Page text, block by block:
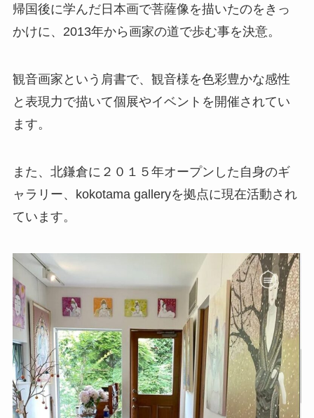
帰国後に学んだ日本画で菩薩像を描いたのをきっ
かけに、2013年から画家の道で歩む事を決意。
観音画家という肩書で、観音様を色彩豊かな感性
と表現力で描いて個展やイベントを開催されてい
ます。
また、北鎌倉に２０１５年オープンした自身のギ
ャラリー、kokotama galleryを拠点に現在活動され
ています。